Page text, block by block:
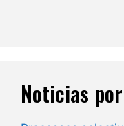
Noticias